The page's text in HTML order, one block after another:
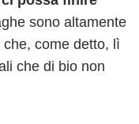
sono altamente
come detto, lì
che di bio non